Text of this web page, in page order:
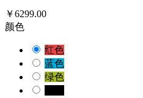
￥6299.00
颜色
红色
蓝色
绿色